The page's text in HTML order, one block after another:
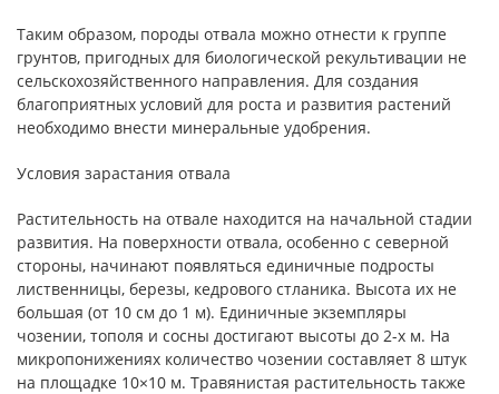
Таким образом, породы отвала можно отнести к группе
грунтов, пригодных для биологической рекультивации не
сельскохозяйственного направления. Для создания
благоприятных условий для роста и развития растений
необходимо внести минеральные удобрения.
Условия зарастания отвала
Растительность на отвале находится на начальной стадии
развития. На поверхности отвала, особенно с северной
стороны, начинают появляться единичные подросты
лиственницы, березы, кедрового стланика. Высота их не
большая (от 10 см до 1 м). Единичные экземпляры
чозении, тополя и сосны достигают высоты до 2-х м. На
микропонижениях количество чозении составляет 8 штук
на площадке 10×10 м. Травянистая растительность также